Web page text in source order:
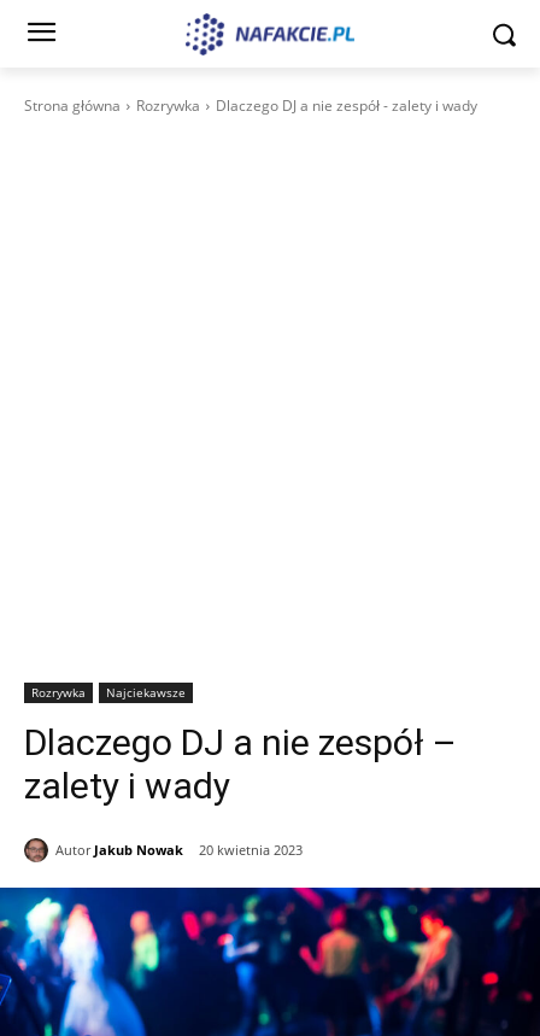
Strona główna Rozrywka Dlaczego DJ a nie zespół - zalety i wady
Rozrywka Najciekawsze
Dlaczego DJ a nie zespół –
zalety i wady
Autor Jakub Nowak 20 kwietnia 2023